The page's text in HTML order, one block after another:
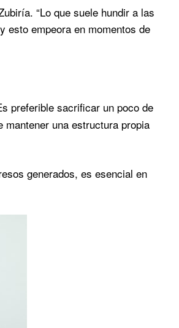
“Lo que suele hundir a las
esto empeora en momentos de
preferible sacrificar un poco de
una estructura propia
generados, es esencial en